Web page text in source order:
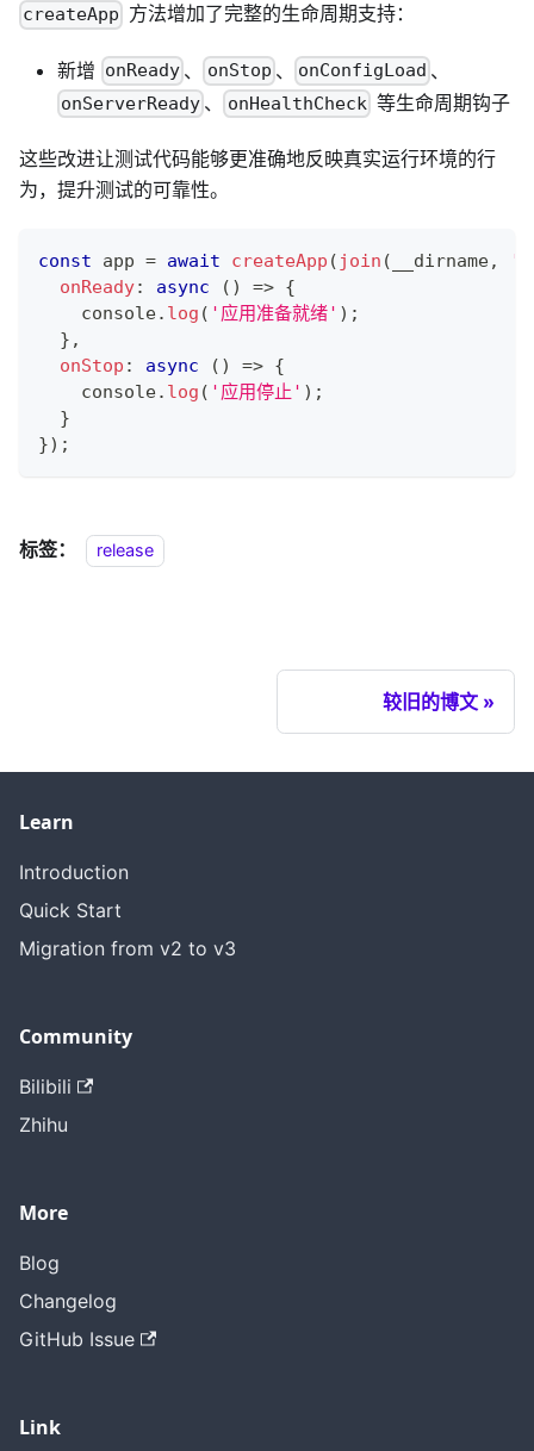
createApp 方法增加了完整的生命周期支持：
新增 onReady 、 onStop 、 onConfigLoad 、
onServerReady 、 onHealthCheck等生命周期钩子
这些改进让测试代码能够更准确地反映真实运行环境的行
为，提升测试的可靠性。
const app = await createApp ( join ( __dirname,
onReady: async ( ) => {
console. log ( '应用准备就绪' ) ;
} ,
onStop : async ( ) => {
console. log ( '应用停止' ) ;
}
}) ;
标签： release
较旧的博文
Learn
Introduction
Quick Start
Migration from v2 to v3
Community
Bilibili
Zhihu
More
Blog
Changelog
GitHub Issue
Link